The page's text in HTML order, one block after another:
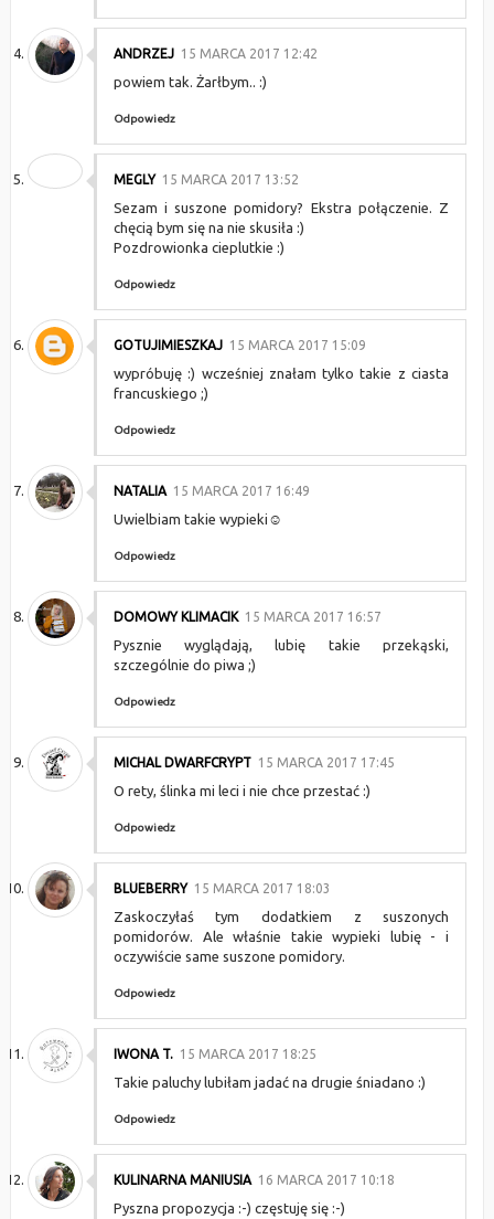
ANDRZEJ 15 MARCA 2017 12:42
powiem tak. Żarłbym.. :)
Odpowiedz
MEGLY 15 MARCA 2017 13:52
Sezam i suszone pomidory? Ekstra połączenie. Z
chęcią bym się na nie skusiła :)
Pozdrowionka cieplutkie :)
Odpowiedz
GOTUJIMIESZKAJ 15 MARCA 2017 15:09
wypróbuję :) wcześniej znałam tylko takie z ciasta
francuskiego ;)
Odpowiedz
NATALIA 15 MARCA 2017 16:49
Uwielbiam takie wypieki☺
Odpowiedz
DOMOWY KLIMACIK 15 MARCA 2017 16:57
Pysznie wyglądają, lubię takie przekąski,
szczególnie do piwa ;)
Odpowiedz
MICHAL DWARFCRYPT 15 MARCA 2017 17:45
O rety, ślinka mi leci i nie chce przestać :)
Odpowiedz
BLUEBERRY 15 MARCA 2017 18:03
Zaskoczyłaś tym dodatkiem z suszonych
pomidorów. Ale właśnie takie wypieki lubię - i
oczywiście same suszone pomidory.
Odpowiedz
IWONA T. 15 MARCA 2017 18:25
Takie paluchy lubiłam jadać na drugie śniadano :)
Odpowiedz
KULINARNA MANIUSIA 16 MARCA 2017 10:18
Pyszna propozycja :-) częstuję się :-)